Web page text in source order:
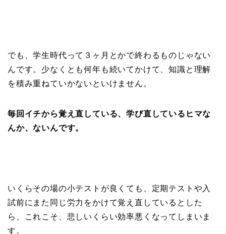
でも、学生時代って３ヶ月とかで終わるものじゃない
んです。少なくとも何年も続いてかけて、知識と理解
を積み重ねていかないといけません。
毎回イチから覚え直している、学び直しているヒマな
んか、ないんです。
いくらその場の小テストが良くても、定期テストや入
試前にまた同じ労力をかけて覚え直しているとした
ら、これこそ、悲しいくらい効率悪くなってしまいま
す。